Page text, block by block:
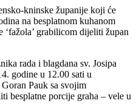
kninske županije koji će
na besplatnom kuhanom
grabilicom dijeliti župan
rada i blagdana sv. Josipa
godine u 12.00 sati u
Pauk sa svojim
besplatne porcije graha – vele u